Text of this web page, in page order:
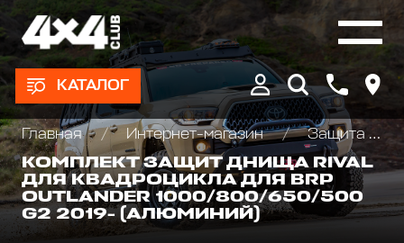
КАТАЛОГ
Главная Интернет-магазин
Защита и аксессуары для квадроциклов ATV
КОМПЛЕКТ ЗАЩИТ ДНИЩА RIVAL
ДЛЯ КВАДРОЦИКЛА ДЛЯ BRP
OUTLANDER 1000/800/650/500
G2 2019- (АЛЮМИНИЙ)